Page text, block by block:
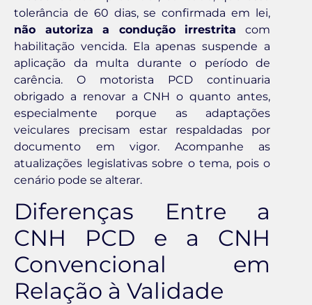
tolerância de 60 dias, se confirmada em lei,
não autoriza a condução irrestrita com
habilitação vencida. Ela apenas suspende a
aplicação da multa durante o período de
carência. O motorista PCD continuaria
obrigado a renovar a CNH o quanto antes,
especialmente porque as adaptações
veiculares precisam estar respaldadas por
documento em vigor. Acompanhe as
atualizações legislativas sobre o tema, pois o
cenário pode se alterar.
Diferenças Entre a
CNH PCD e a CNH
Convencional em
Relação à Validade